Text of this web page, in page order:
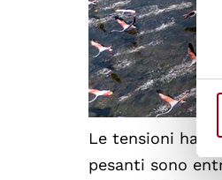
del
Le tensioni
pesanti sono